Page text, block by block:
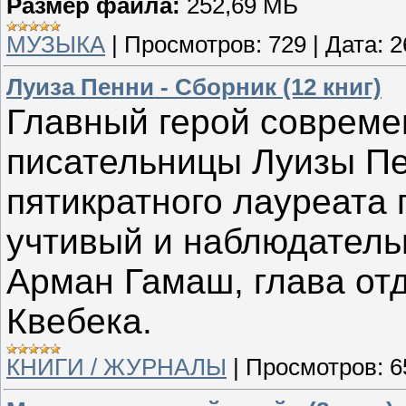
МУЗЫКА | Просмотров: 729 | Дата:
Луиза Пенни - Сборник (12 книг)
Главный герой
писательницы Луизы
пятикратного
учтивый и
Арман Гамаш, глава
Квебека.
КНИГИ / ЖУРНАЛЫ Просмотров: